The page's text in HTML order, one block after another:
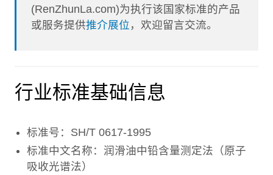
(RenZhunLa.com)为执行该国家标准的产品
或服务提供推介展位 ，欢迎留言交流。
行业标准基础信息
标准号：SH/T 0617-1995
标准中文名称：润滑油中铅含量测定法（原子
吸收光谱法）